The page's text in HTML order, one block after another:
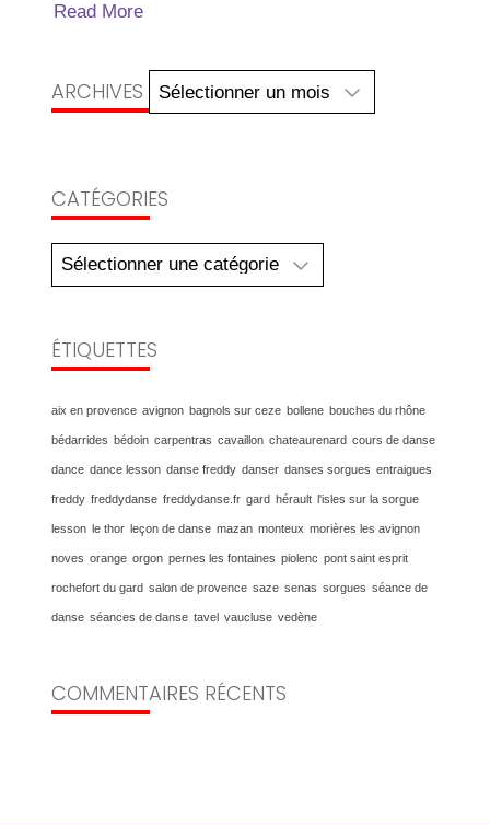
Read More
ARCHIVES
Archives
CATÉGORIES
Catégories
ÉTIQUETTES
aix en provence avignon bagnols sur ceze bollene bouches du rhône
bédarrides bédoin carpentras cavaillon chateaurenard cours de danse
dance dance lesson danse freddy danser danses sorgues entraigues
freddy freddydanse freddydanse.fr gard hérault l'isles sur la sorgue
lesson le thor leçon de danse mazan monteux morières les avignon
noves orange orgon pernes les fontaines piolenc pont saint esprit
rochefort du gard salon de provence saze senas sorgues séance de
danse séances de danse tavel vaucluse vedène
COMMENTAIRES RÉCENTS